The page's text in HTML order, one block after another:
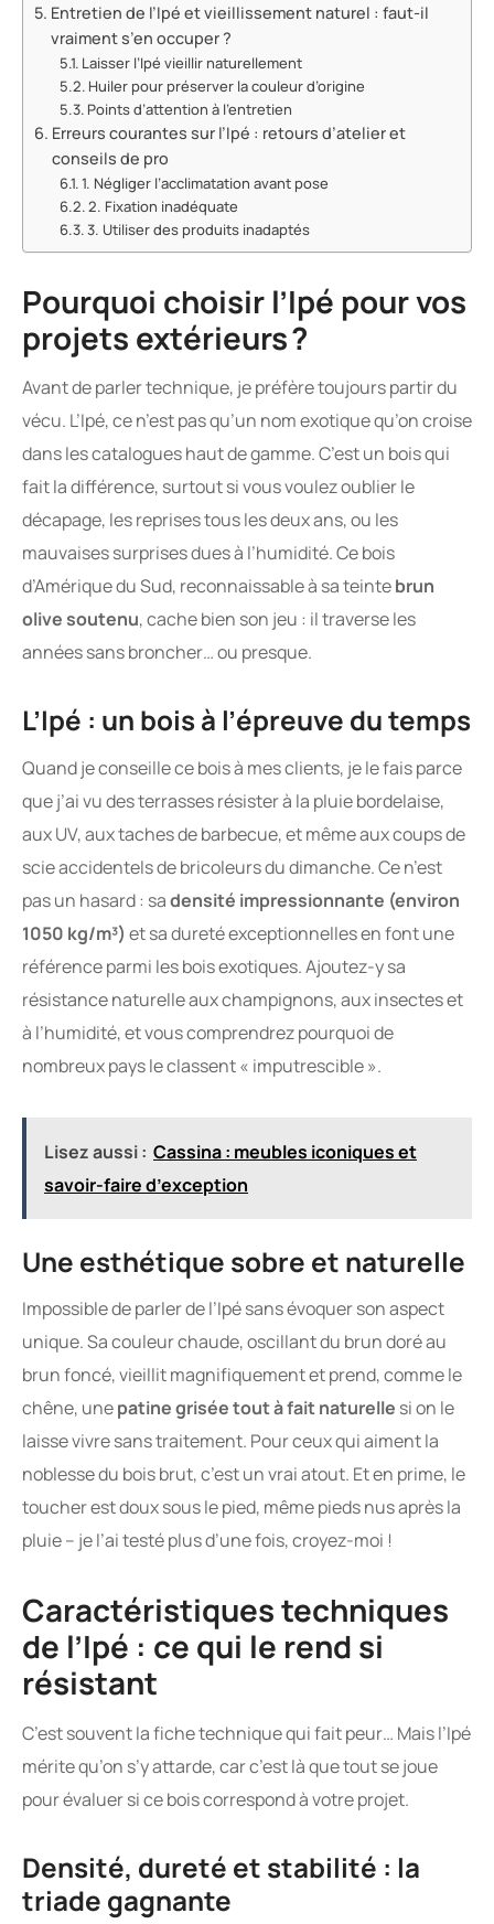
Entretien de l’Ipé et vieillissement naturel : faut-il
vraiment s’en occuper ?
Laisser l’Ipé vieillir naturellement
Huiler pour préserver la couleur d’origine
Points d’attention à l’entretien
Erreurs courantes sur l’Ipé : retours d’atelier et
conseils de pro
1. Négliger l’acclimatation avant pose
2. Fixation inadéquate
3. Utiliser des produits inadaptés
Pourquoi choisir l’Ipé pour vos
projets extérieurs ?
Avant de parler technique, je préfère toujours partir du
vécu. L’Ipé, ce n’est pas qu’un nom exotique qu’on croise
dans les catalogues haut de gamme. C’est un bois qui
fait la différence, surtout si vous voulez oublier le
décapage, les reprises tous les deux ans, ou les
mauvaises surprises dues à l’humidité. Ce bois
d’Amérique du Sud, reconnaissable à sa teintebrun
olive soutenu, cache bien son jeu : il traverse les
années sans broncher… ou presque.
L’Ipé : un bois à l’épreuve du temps
Quand je conseille ce bois à mes clients, je le fais parce
que j’ai vu des terrasses résister à la pluie bordelaise,
aux UV, aux taches de barbecue, et même aux coups de
scie accidentels de bricoleurs du dimanche. Ce n’est
pas un hasard : sadensité impressionnante (environ
1050 kg/m³) et sa dureté exceptionnelles en font une
référence parmi les bois exotiques. Ajoutez-y sa
résistance naturelle aux champignons, aux insectes et
à l’humidité, et vous comprendrez pourquoi de
nombreux pays le classent « imputrescible ».
Lisez aussi : Cassina : meubles iconiques et
savoir-faire d’exception
Une esthétique sobre et naturelle
Impossible de parler de l’Ipé sans évoquer son aspect
unique. Sa couleur chaude, oscillant du brun doré au
brun foncé, vieillit magnifiquement et prend, comme le
chêne, unepatine grisée tout à fait naturelle si on le
laisse vivre sans traitement. Pour ceux qui aiment la
noblesse du bois brut, c’est un vrai atout. Et en prime, le
toucher est doux sous le pied, même pieds nus après la
pluie – je l’ai testé plus d’une fois, croyez-moi !
Caractéristiques techniques
de l’Ipé : ce qui le rend si
résistant
C’est souvent la fiche technique qui fait peur… Mais l’Ipé
mérite qu’on s’y attarde, car c’est là que tout se joue
pour évaluer si ce bois correspond à votre projet.
Densité, dureté et stabilité : la
triade gagnante